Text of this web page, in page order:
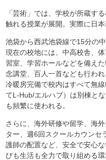
「芸術」では、学校が所蔵す
触れる授業が展開。実際に日本
池袋から西武池袋線で15分の
現在の校地には、中高校舎、
習室、学習ホールなどを備え
念講堂、百人一首なども行わ
冷暖房完備で校内はすべて無
てL-Hub/エルハブ）は別棟と
も頻繁に使われる。
さらに、海外研修や留学、海
ター、週6回スクールカウンセ
護師の配置など、安全で安心
びも生活も全力で取り組める環